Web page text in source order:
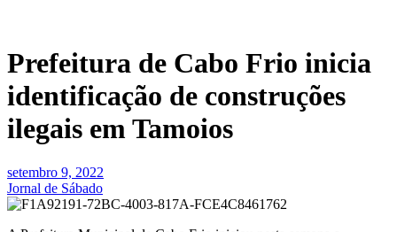
Prefeitura de Cabo Frio inicia
identificação de construções
ilegais em Tamoios
setembro 9, 2022
Jornal de Sábado